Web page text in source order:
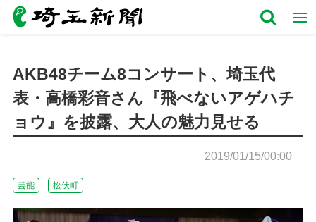
AKB48チーム8コンサート、埼玉代
表・高橋彩音さん『飛べないアゲハチ
ョウ』を披露、大人の魅力見せる
2019/01/15/00:00
芸能 松伏町